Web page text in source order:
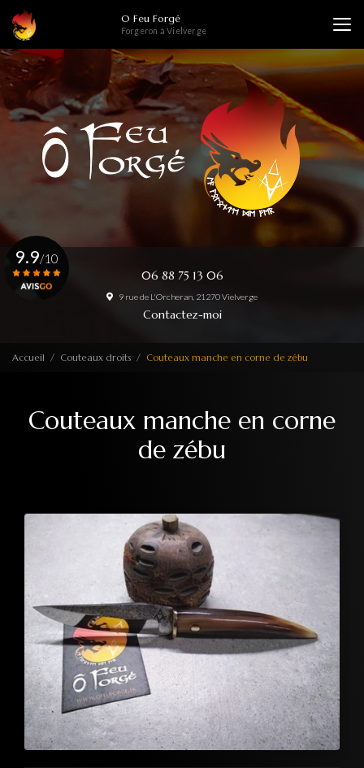
contenu
principal
O Feu Forgé
Forgeron à Vielverge
06 88 75 13 06
9 rue de L'Orcheran, 21270 Vielverge
Contactez-moi
9.9/10
Accueil Couteaux droits Couteaux manche en corne de zébu
Couteaux manche en corne
de zébu